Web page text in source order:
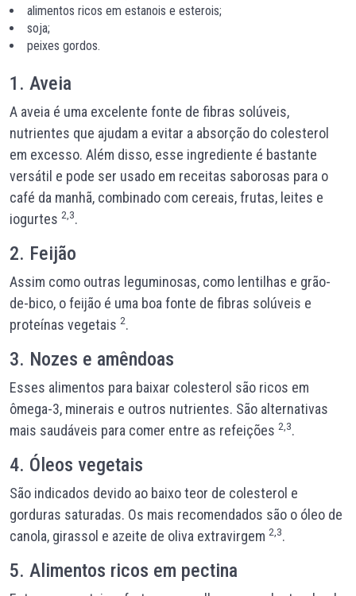
alimentos ricos em estanois e esterois;
soja;
peixes gordos.
1. Aveia
A aveia é uma excelente fonte de fibras solúveis,
nutrientes que ajudam a evitar a absorção do colesterol
em excesso. Além disso, esse ingrediente é bastante
versátil e pode ser usado em receitas saborosas para o
café da manhã, combinado com cereais, frutas, leites e
iogurtes 2,3.
2. Feijão
Assim como outras leguminosas, como lentilhas e grão-
de-bico, o feijão é uma boa fonte de fibras solúveis e
proteínas vegetais 2.
3. Nozes e amêndoas
Esses alimentos para baixar colesterol são ricos em
ômega-3, minerais e outros nutrientes. São alternativas
mais saudáveis para comer entre as refeições 2,3.
4. Óleos vegetais
São indicados devido ao baixo teor de colesterol e
gorduras saturadas. Os mais recomendados são o óleo de
canola, girassol e azeite de oliva extravirgem 2,3.
5. Alimentos ricos em pectina